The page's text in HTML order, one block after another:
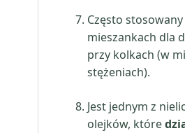
Często
mieszankach dla
przy kolkach (w
stężeniach).
Jest jednym z
olejków, które